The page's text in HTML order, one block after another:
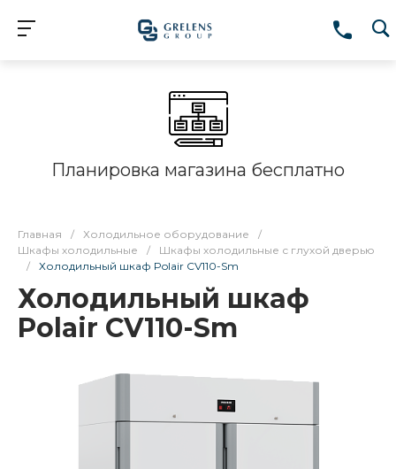
Планировка магазина бесплатно
Главная / Холодильное оборудование
/
Шкафы холодильные
/
Шкафы холодильные с глухой дверью
/
Холодильный шкаф Polair CV110-Sm
Холодильный шкаф
Polair CV110-Sm